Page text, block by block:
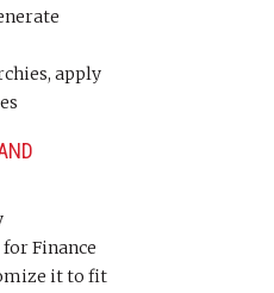
apply
Finance
it to fit